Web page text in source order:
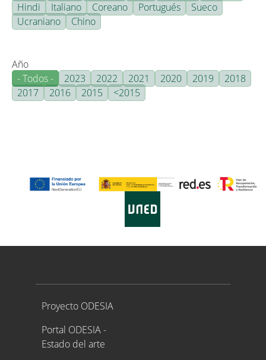
Hindi
Italiano Coreano Portugués
Sueco
Ucraniano
Chino
Año
- Todos -
2023 2022 2021 2020 2019
2018
2017
2016 2015 <2015
Proyecto ODESIA
Proyecto ODESIA
Portal ODESIA -
Estado del arte